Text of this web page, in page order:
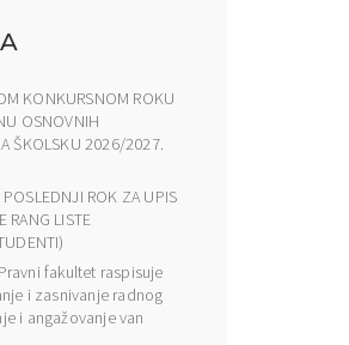
KONKURSNOM ROKU
OSNOVNIH
ŠKOLSKU 2026/2027.
ROK ZA UPIS
RANG LISTE
fakultet raspisuje
i zasnivanje radnog
i angažovanje van